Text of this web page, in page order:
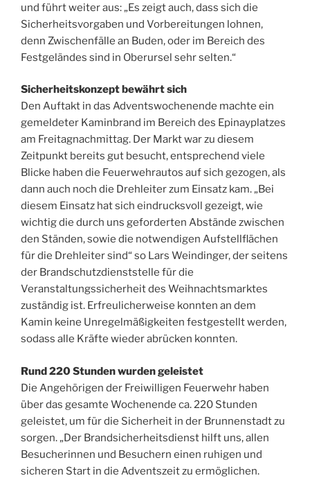
und führt weiter aus: „Es zeigt auch, dass sich die
Sicherheitsvorgaben und Vorbereitungen lohnen,
denn Zwischenfälle an Buden, oder im Bereich des
Festgeländes sind in Oberursel sehr selten.“
Sicherheitskonzept bewährt sich
Den Auftakt in das Adventswochenende machte ein
gemeldeter Kaminbrand im Bereich des Epinayplatzes
am Freitagnachmittag. Der Markt war zu diesem
Zeitpunkt bereits gut besucht, entsprechend viele
Blicke haben die Feuerwehrautos auf sich gezogen, als
dann auch noch die Drehleiter zum Einsatz kam. „Bei
diesem Einsatz hat sich eindrucksvoll gezeigt, wie
wichtig die durch uns geforderten Abstände zwischen
den Ständen, sowie die notwendigen Aufstellflächen
für die Drehleiter sind“ so Lars Weindinger, der seitens
der Brandschutzdienststelle für die
Veranstaltungssicherheit des Weihnachtsmarktes
zuständig ist. Erfreulicherweise konnten an dem
Kamin keine Unregelmäßigkeiten festgestellt werden,
sodass alle Kräfte wieder abrücken konnten.
Rund 220 Stunden wurden geleistet
Die Angehörigen der Freiwilligen Feuerwehr haben
über das gesamte Wochenende ca. 220 Stunden
geleistet, um für die Sicherheit in der Brunnenstadt zu
sorgen. „Der Brandsicherheitsdienst hilft uns, allen
Besucherinnen und Besuchern einen ruhigen und
sicheren Start in die Adventszeit zu ermöglichen.